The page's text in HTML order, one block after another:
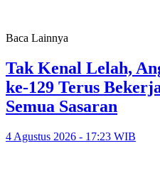
Baca Lainnya
Tak Kenal Lelah,
ke-129 Terus
Semua Sasaran
4 Agustus 2026 - 17:23 WIB